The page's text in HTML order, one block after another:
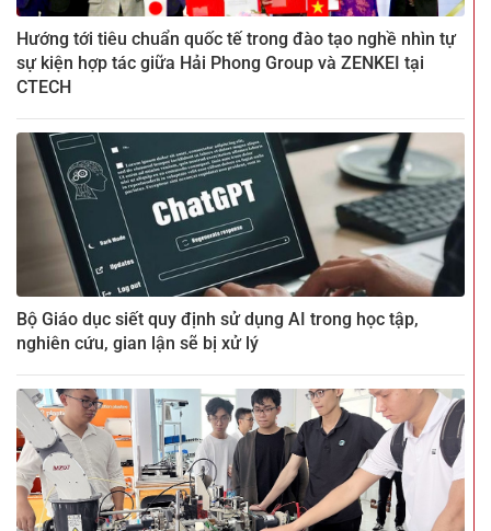
Hướng tới tiêu chuẩn quốc tế trong đào tạo nghề nhìn tự
sự kiện hợp tác giữa Hải Phong Group và ZENKEI tại
CTECH
Bộ Giáo dục siết quy định sử dụng AI trong học tập,
nghiên cứu, gian lận sẽ bị xử lý